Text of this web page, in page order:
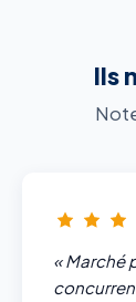
Ils
« Marché